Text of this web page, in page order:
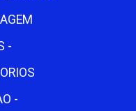
-
-